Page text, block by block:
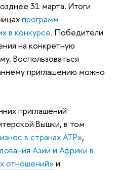
31 марта. Итоги
программ
в конкурсе. Победители
на конкретную
Воспользоваться
приглашению можно
приглашений
Вышки, в том
в странах АТР»,
Азии и Африки в
отношений»и